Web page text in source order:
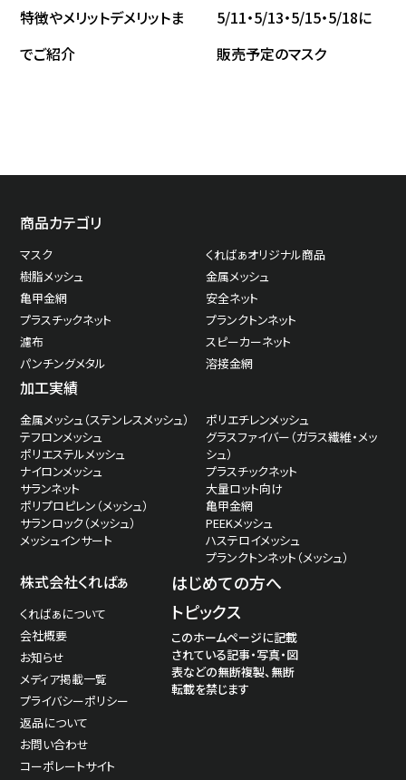
特徴やメリットデメリットま
でご紹介
5/11・5/13・5/15・5/18に
販売予定のマスク
商品カテゴリ
マスク
くればぁオリジナル商品
樹脂メッシュ
金属メッシュ
亀甲金網
安全ネット
プラスチックネット
プランクトンネット
濾布
スピーカーネット
パンチングメタル
溶接金網
加工実績
金属メッシュ（ステンレスメッシュ）
テフロンメッシュ
ポリエステルメッシュ
ナイロンメッシュ
サランネット
ポリプロピレン（メッシュ）
サランロック（メッシュ）
メッシュインサート
ポリエチレンメッシュ
グラスファイバー（ガラス繊維・メッ
シュ）
プラスチックネット
大量ロット向け
亀甲金網
PEEKメッシュ
ハステロイメッシュ
プランクトンネット（メッシュ）
株式会社くればぁ
くればぁについて
会社概要
お知らせ
メディア掲載一覧
プライバシーポリシー
返品について
お問い合わせ
コーポレートサイト
はじめての方へ
トピックス
このホームページに記載
されている記事・写真・図
表などの無断複製、無断
転載を禁じます